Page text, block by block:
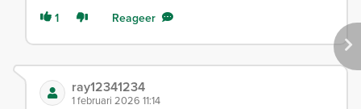
1 Reageer
ray12341234
1 februari 2026 11:14